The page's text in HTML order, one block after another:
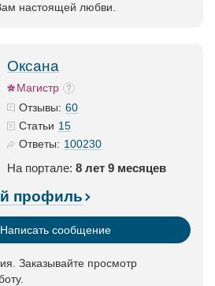
настоящей любви.
Оксана
Магистр
Отзывы: 60
Статьи 15
Ответы: 100230
На портале: 8 лет 9 месяцев
профиль
Написать сообщение
Заказывайте просмотр